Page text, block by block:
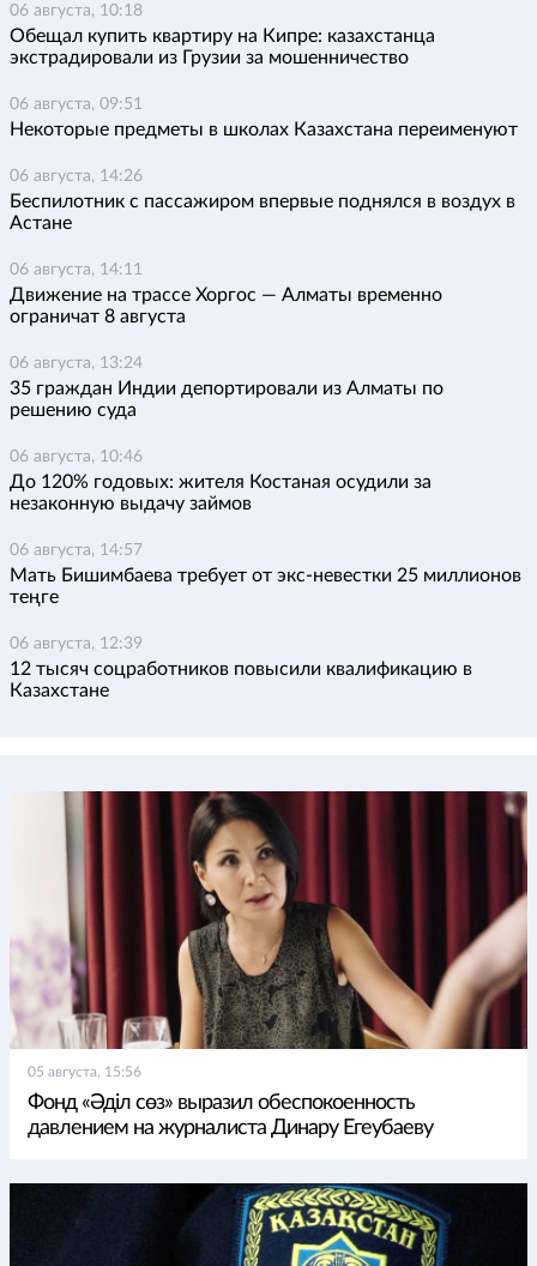
06 августа, 10:18
Обещал купить квартиру на Кипре: казахстанца
экстрадировали из Грузии за мошенничество
06 августа, 09:51
Некоторые предметы в школах Казахстана переименуют
06 августа, 14:26
Беспилотник с пассажиром впервые поднялся в воздух в
Астане
06 августа, 14:11
Движение на трассе Хоргос — Алматы временно
ограничат 8 августа
06 августа, 13:24
35 граждан Индии депортировали из Алматы по
решению суда
06 августа, 10:46
До 120% годовых: жителя Костаная осудили за
незаконную выдачу займов
06 августа, 14:57
Мать Бишимбаева требует от экс-невестки 25 миллионов
теңге
06 августа, 12:39
12 тысяч соцработников повысили квалификацию в
Казахстане
05 августа, 15:56
Фонд «Әділ сөз» выразил обеспокоенность
давлением на журналиста Динару Егеубаеву